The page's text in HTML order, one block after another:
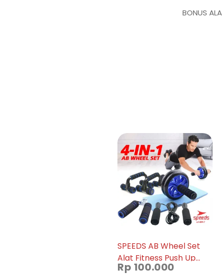
BONUS
SPEEDS AB Wheel Set
Alat Fitness Push Up
Stand Bar Double Wheel
Rp 100.000